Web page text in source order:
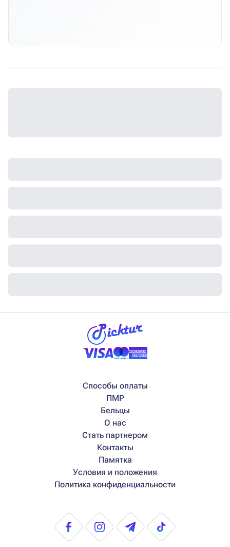
Способы оплаты
ПМР
Бельцы
О нас
Стать партнером
Контакты
Памятка
Условия и положения
Политика конфиденциальности